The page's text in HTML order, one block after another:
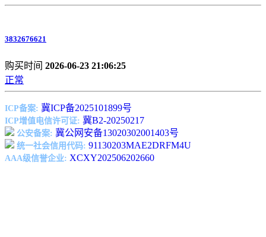
3832676621
购买时间 2026-06-23 21:06:25
正常
ICP备案: 冀ICP备2025101899号
ICP增值电信许可证: 冀B2-20250217
公安备案: 冀公网安备13020302001403号
统一社会信用代码: 91130203MAE2DRFM4U
AAA级信誉企业: XCXY202506202660